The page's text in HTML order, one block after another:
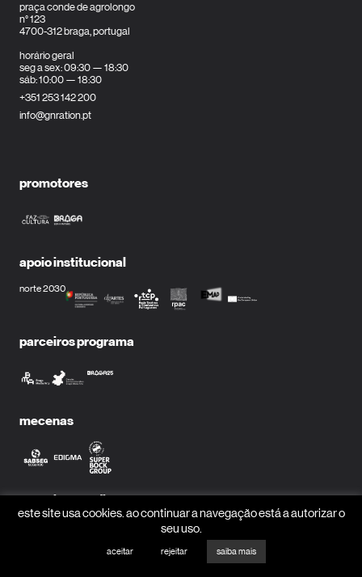
praça conde de agrolongo
n° 123
4700-312 braga, portugal
horário geral
seg a sex: 09:30 — 18:30
sáb: 10:00 — 18:30
+351 253 142 200
info@gnration.pt
promotores
apoio institucional
norte 2030
parceiros programa
mecenas
parceiros media
este site usa cookies. ao continuar a navegação está a autorizar o
seu uso.
aceitar rejeitar saiba mais